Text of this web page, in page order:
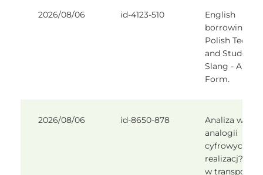
2026/08/06 id-4123-510
English
borrowings in
Polish
and Student
Slang - A
Form.
2026/08/06 id-8650-878
Analiza
analogii
cyfrowych na
realizacj?
w